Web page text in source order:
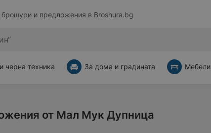
брошури и предложения в Broshura.bg
черна техника За дома и градината Мебели
от Мал Мук Дупница